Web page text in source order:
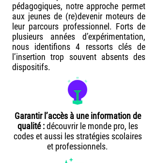
pédagogiques, notre approche permet
aux jeunes de (re)devenir moteurs de
leur parcours professionnel. Forts de
plusieurs années d’expérimentation,
nous identifions 4 ressorts clés de
l’insertion trop souvent absents des
dispositifs.
Garantir l’accès à une information de
qualité :découvrir le monde pro, les
codes et aussi les stratégies scolaires
et professionnels.